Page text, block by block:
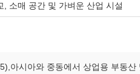
소매 공간 및 가벼운 산업 시설
아시아와 중동에서 상업용 부동